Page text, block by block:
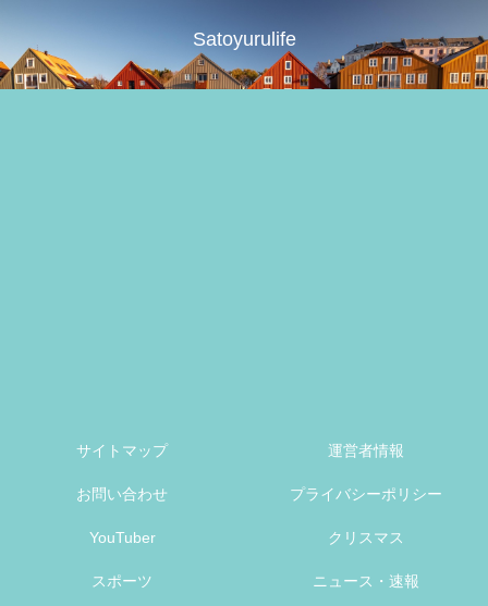
Satoyurulife
サイトマップ 運営者情報
お問い合わせ プライバシーポリシー
YouTuber クリスマス
スポーツ
ニュース・速報